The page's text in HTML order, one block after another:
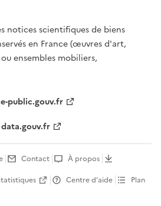
notices scientifiques de biens
en France (œuvres d'art,
ensembles mobiliers,
public.gouv.fr
data.gouv.fr
Contact
À propos
Centre d’aide
Plan